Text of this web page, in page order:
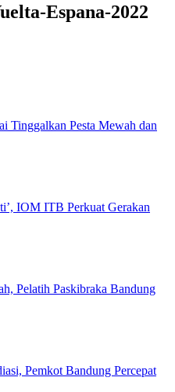
Espana-2022
Tinggalkan Pesta Mewah dan
IOM ITB Perkuat Gerakan
Pelatih Paskibraka Bandung
Pemkot Bandung Percepat